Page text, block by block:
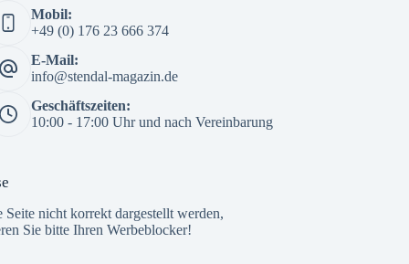
3 Wochen her
Einschulung steht vor der Tür! 🌟
Am 15. August beginnt für viele Kinder ein
ganz neuer Lebensabschnitt. Die Vorfreude
Hier finden Sie alles, was kleine ABC-
Schützen für einen gelungenen Schulstart
Mobil:
+49 (0) 176 23 666 374
E-Mail:
info@stendal-magazin.de
Geschäftszeiten:
10:00 - 17:00 Uhr und nach Vereinbarung
Seite nicht korrekt dargestellt werden,
Sie bitte Ihren Werbeblocker!